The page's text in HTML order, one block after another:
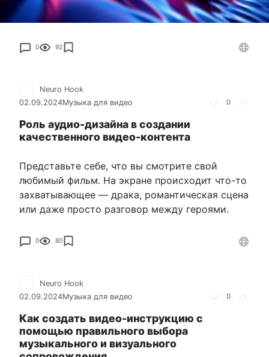
0 92
0
Neuro Hook
02.09.2024Музыка для видео
Роль аудио-дизайна в создании
качественного видео-контента
Представьте себе, что вы смотрите свой
любимый фильм. На экране происходит что-то
захватывающее — драка, романтическая сцена
или даже просто разговор между героями.
0 80
0
Neuro Hook
02.09.2024Музыка для видео
Как создать видео-инструкцию с
помощью правильного выбора
музыкального и визуального